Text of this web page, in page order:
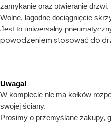
zamykanie oraz otwieranie drzwi.
Wolne, łagodne dociągnięcie
Jest to uniwersalny
powodzeniem stosować do
Uwaga!
W komplecie nie ma kołków
swojej ściany.
Prosimy o przemyślane zakupy,